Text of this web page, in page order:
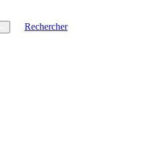
Rechercher